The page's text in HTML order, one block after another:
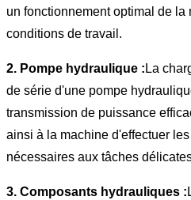
un fonctionnement optimal de
conditions de travail.
2. Pompe hydraulique : La
de série d'une pompe
transmission de puissance
ainsi à la machine d'effectuer
nécessaires aux tâches
3. Composants hydrauliques :